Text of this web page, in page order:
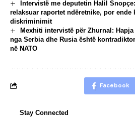
Intervistë me deputetin Halil
relaksuar raportet ndëretnike, por ende
diskriminimit
Mexhiti intervistë për Zhurnal:
nga Serbia dhe Rusia është
në NATO
Facebook
Stay Connected